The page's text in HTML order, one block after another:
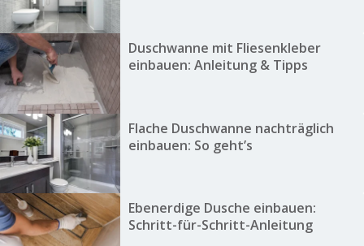
Duschwanne mit Fliesenkleber
einbauen: Anleitung & Tipps
Flache Duschwanne nachträglich
einbauen: So geht’s
Ebenerdige Dusche einbauen:
Schritt-für-Schritt-Anleitung